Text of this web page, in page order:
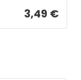
3,49 €